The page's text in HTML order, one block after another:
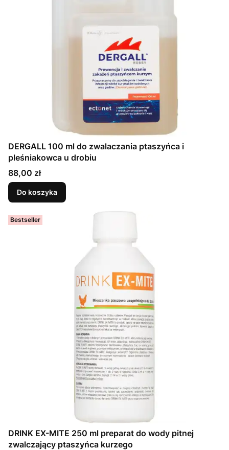
DERGALL 100 ml do zwalaczania ptaszyńca i
pleśniakowca u drobiu
Cena
88,00 zł
Do koszyka
Bestseller
DRINK EX-MITE 250 ml preparat do wody pitnej
zwalczający ptaszyńca kurzego